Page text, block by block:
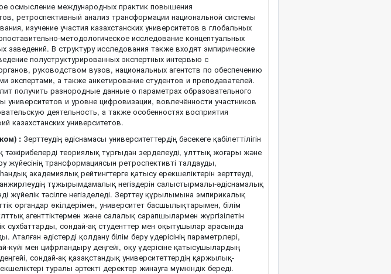
осмысление международных практик повышения
ретроспективный анализ трансформации национальной системы
изучение участия казахстанских университетов в глобальных
методологическое исследование концептуальных
В структуру исследования также входят эмпирические
полуструктурированных экспертных интервью с
руководством вузов, национальных агентств по обеспечению
экспертами, а также анкетирование студентов и преподавателей.
получить разнородные данные о параметрах образовательного
университетов и уровне цифровизации, вовлечённости участников
деятельность, а также особенностях восприятия
казахстанских университетов.
: Зерттеудің әдіснамасы университеттердің бәсекеге қабілеттілігін
тәжірибелерді теориялық тұрғыдан зерделеуді, ұлттық жоғары және
жүйесінің трансформациясын ретроспективті талдауды,
академиялық рейтингтерге қатысу ерекшеліктерін зерттеуді,
тұжырымдамалық негіздерін салыстырмалы-әдіснамалық
жүйелік тәсілге негізделеді. Зерттеу құрылымына эмпирикалық
органдар өкілдерімен, университет басшылықтарымен, білім
агенттіктермен және салалық сарапшылармен жүргізілетін
сұхбаттарды, сондай-ақ студенттер мен оқытушылар арасында
Аталған әдістерді қолдану білім беру үдерісінің параметрлері,
мен цифрландыру деңгейі, оқу үдерісіне қатысушылардың
сондай-ақ қазақстандық университеттердің қаржылық-
туралы әртекті деректер жинауға мүмкіндік береді.